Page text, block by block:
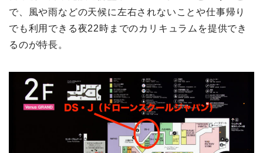
で、風や雨などの天候に左右されないことや仕事帰り
でも利用できる夜22時までのカリキュラムを提供でき
るのが特長。